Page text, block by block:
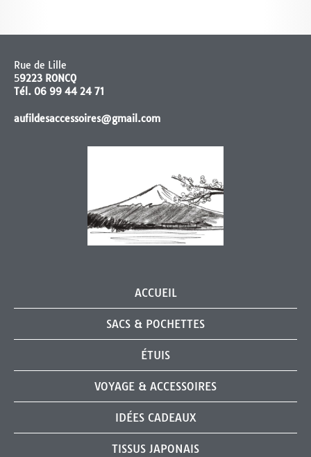
Rue de Lille
59223 RONCQ
Tél. 06 99 44 24 71
aufildesaccessoires@gmail.com
ACCUEIL
SACS & POCHETTES
ÉTUIS
VOYAGE & ACCESSOIRES
IDÉES CADEAUX
TISSUS JAPONAIS